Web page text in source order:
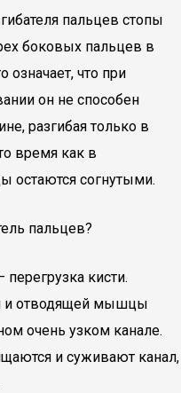
пальцев стопы
боковых пальцев в
означает, что при
он не способен
разгибая только в
время как в
остаются согнутыми.
пальцев?
кисти.
и отводящей мышцы
очень узком канале.
и суживают канал,